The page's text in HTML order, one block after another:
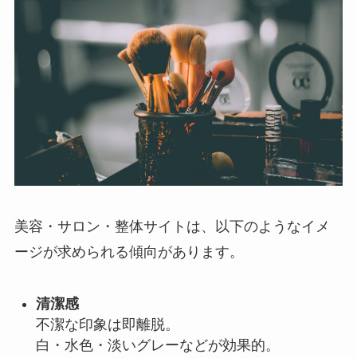
美容・サロン・整体サイトは、以下のようなイメ
ージが求められる傾向があります。
清潔感
不潔な印象は即離脱。
白・水色・淡いグレーなどが効果的。